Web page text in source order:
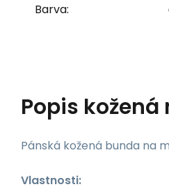
Barva:
Popis kožená
Pánská kožená bunda na
Vlastnosti: